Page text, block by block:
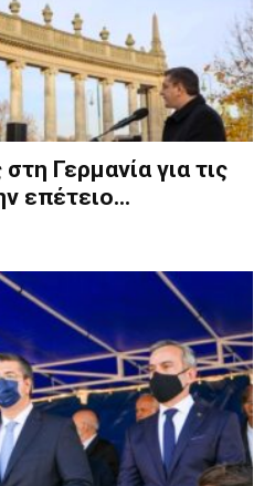
Γερμανία για τις
επέτειο...